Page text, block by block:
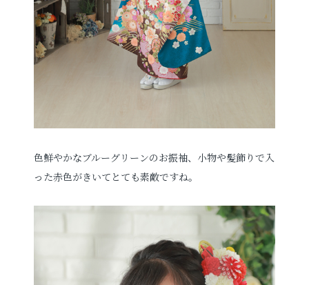
色鮮やかなブルーグリーンのお振袖、小物や髪飾りで入
った赤色がきいてとても素敵ですね。